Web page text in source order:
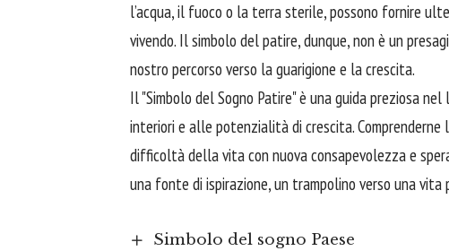
l’acqua, il fuoco o la terra sterile, possono fornire
vivendo. Il simbolo del patire, dunque, non è un
nostro percorso verso la guarigione e la crescita.
Il "Simbolo del Sogno Patire" è una guida preziosa
interiori e alle potenzialità di crescita. Comprenderne
difficoltà della vita con nuova consapevolezza e
una fonte di ispirazione, un trampolino verso una
Simbolo del sogno Paese